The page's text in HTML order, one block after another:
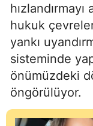
hukuk
yankı
sisteminde
önümüzdeki
öngörülüyor.